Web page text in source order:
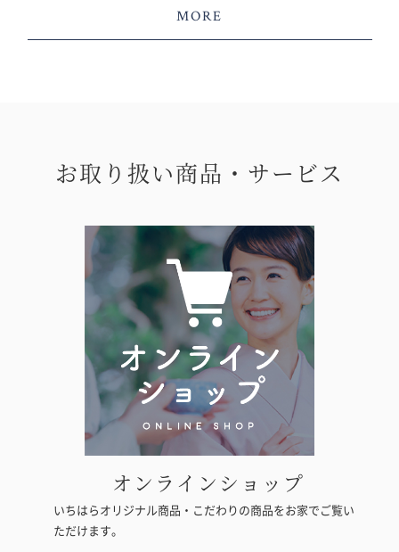
MORE
お取り扱い商品・サービス
オンラインショップ
いちはらオリジナル商品・こだわりの商品をお家でご覧い
ただけます。